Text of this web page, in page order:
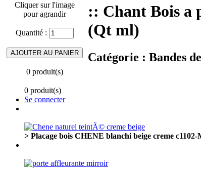
Cliquer sur l'image
pour agrandir
Quantité :
0 produit(s)
:: Chant Bois a
(Qt ml)
Catégorie : Bandes
0 produit(s)
Se connecter
> Placage bois CHENE blanchi beige creme